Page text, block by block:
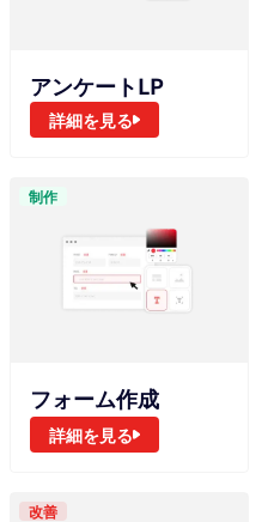
アンケートLP
詳細を見る
制作
フォーム作成
詳細を見る
改善